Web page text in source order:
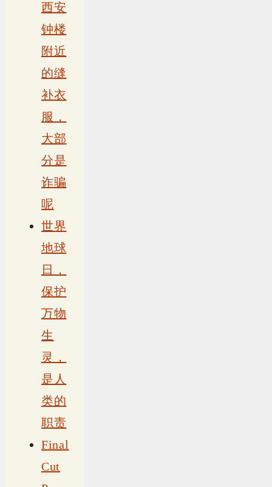
西安
钟楼
附近
的缝
补衣
服，
大部
分是
诈骗
呢
世界
地球
日，
保护
万物
生
灵，
是人
类的
职责
Final
Cut